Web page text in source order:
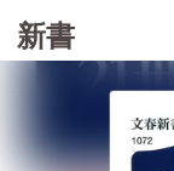
新書